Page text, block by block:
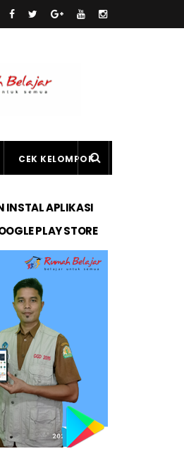
CEK KELOMPOK
INSTAL APLIKASI
PLAY STORE